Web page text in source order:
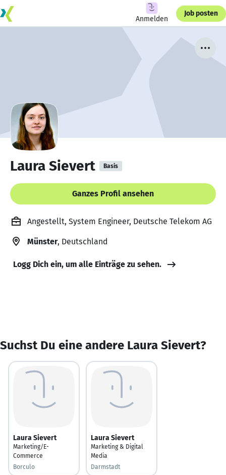
Anmelden
Job posten
Laura Sievert Basis
Ganzes Profil ansehen
Angestellt, System Engineer, Deutsche Telekom AG
Münster, Deutschland
Logg Dich ein, um alle Einträge zu sehen.
Suchst Du eine andere Laura Sievert?
Laura Sievert
Marketing/E-
Commerce
Borculo
Laura Sievert
Marketing & Digital
Media
Darmstadt